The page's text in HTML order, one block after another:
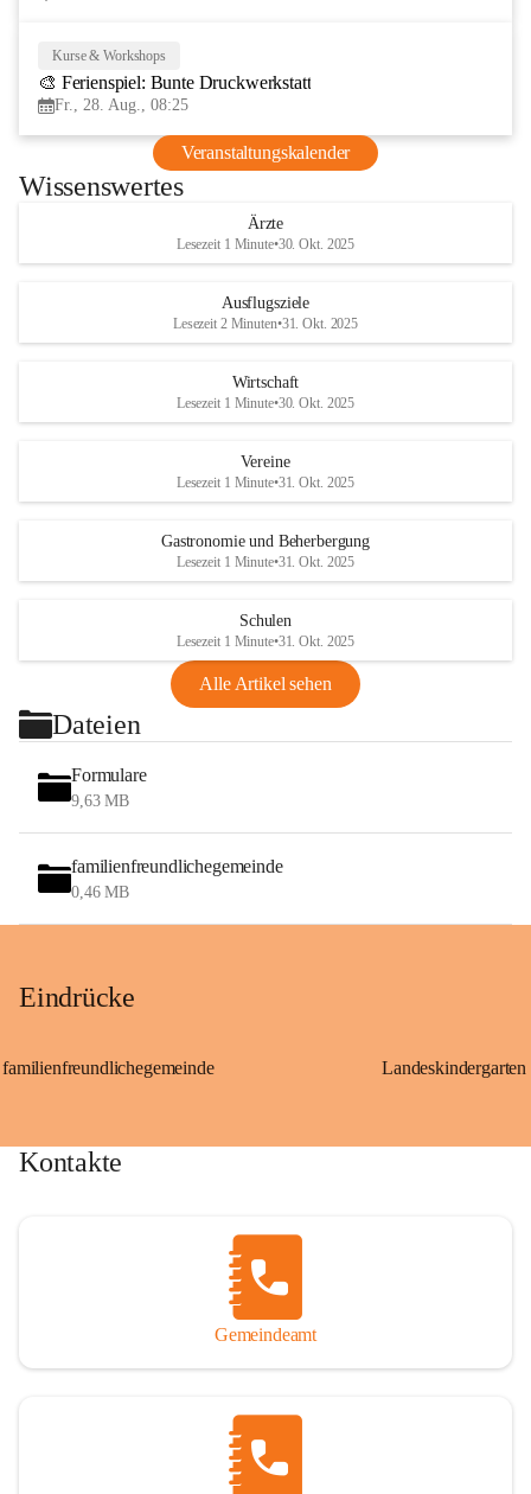
Kurse & Workshops
🎨 Ferienspiel: Bunte Druckwerkstatt
Fr., 28. Aug., 08:25
Veranstaltungskalender
Wissenswertes
Ärzte
Lesezeit 1 Minute•30. Okt. 2025
Ausflugsziele
Lesezeit 2 Minuten•31. Okt. 2025
Wirtschaft
Lesezeit 1 Minute•30. Okt. 2025
Vereine
Lesezeit 1 Minute•31. Okt. 2025
Gastronomie und Beherbergung
Lesezeit 1 Minute•31. Okt. 2025
Schulen
Lesezeit 1 Minute•31. Okt. 2025
Alle Artikel sehen
Dateien
Formulare
9,63 MB
familienfreundlichegemeinde
0,46 MB
Eindrücke
familienfreundlichegemeinde
Kontakte
Gemeindeamt